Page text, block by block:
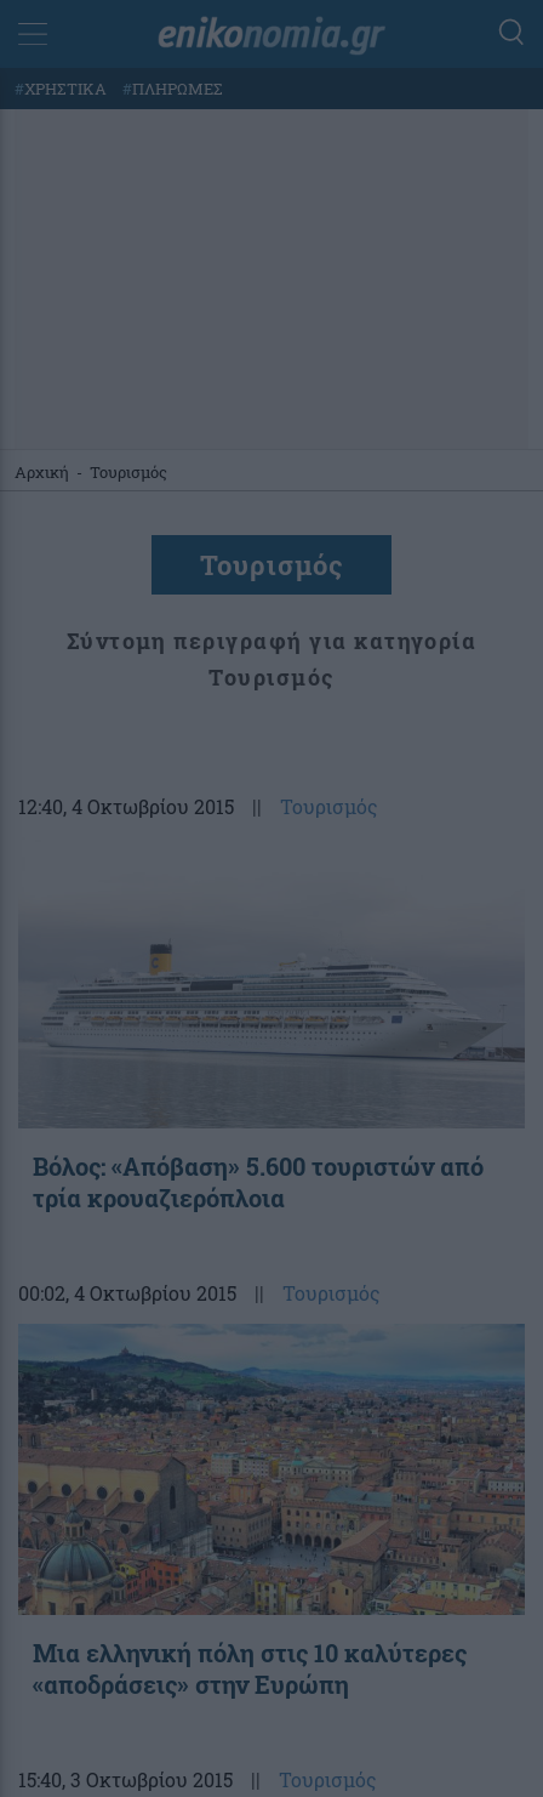
#ΧΡΗΣΤΙΚΑ #ΠΛΗΡΩΜΕΣ
Αρχική - Τουρισμός
Τουρισμός
Σύντομη περιγραφή για κατηγορία
Τουρισμός
12:40, 4 Οκτωβρίου 2015 || Τουρισμός
Βόλος: «Απόβαση» 5.600 τουριστών από
τρία κρουαζιερόπλοια
00:02, 4 Οκτωβρίου 2015 || Τουρισμός
Μια ελληνική πόλη στις 10 καλύτερες
«αποδράσεις» στην Ευρώπη
15:40, 3 Οκτωβρίου 2015 || Τουρισμός